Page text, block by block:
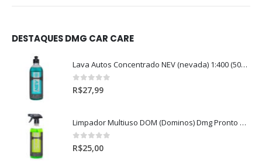
DESTAQUES DMG CAR CARE
Lava Autos Concentrado NEV (nevada) 1:400 (500ml)
0out of 5
R$27,99
Limpador Multiuso DOM (Dominos) Dmg Pronto P/Uso (500ml)
0out of 5
R$25,00